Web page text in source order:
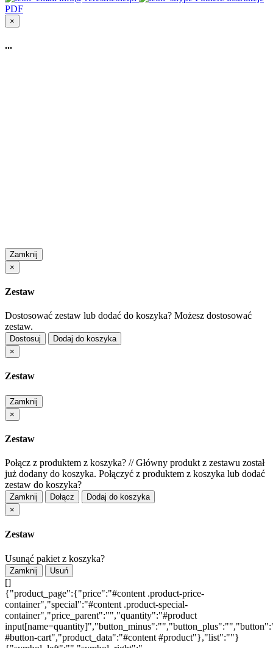
PDF
×
...
Zamknij
×
Zestaw
Dostosować zestaw lub dodać do koszyka? Możesz dostosować
zestaw.
Dostosuj
Dodaj do koszyka
×
Zestaw
Zamknij
×
Zestaw
Połącz z produktem z koszyka? //Główny produkt z zestawu został
już dodany do koszyka. Połączyć z produktem z koszyka lub dodać
zestaw do koszyka?
Zamknij Dołącz
Dodaj do koszyka
×
Zestaw
Usunąć pakiet z koszyka?
Zamknij Usuń
[]
{"product_page":{"price":"#content .product-price-
container","special":"#content .product-special-
container","price_parent":"","quantity":"#product
#button-cart","product_data":"#content #product"},"list":""}